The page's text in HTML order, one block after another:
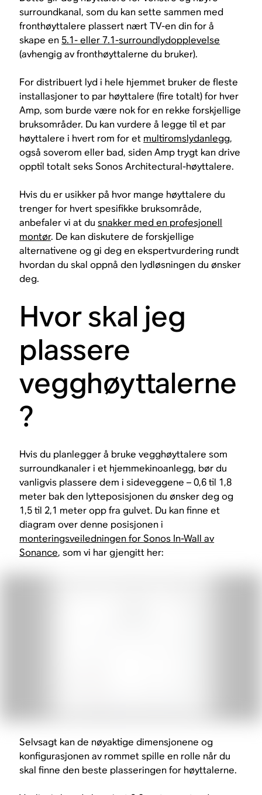
surroundkanal, som du kan sette sammen med
fronthøyttalere plassert nært TV-en din for å
skape en 5.1- eller 7.1-surroundlydopplevelse
(avhengig av fronthøyttalerne du bruker).
For distribuert lyd i hele hjemmet bruker de fleste
installasjoner to par høyttalere (fire totalt) for hver
Amp, som burde være nok for en rekke forskjellige
bruksområder. Du kan vurdere å legge til et par
høyttalere i hvert rom for et multiromslydanlegg,
også soverom eller bad, siden Amp trygt kan drive
opptil totalt seks Sonos Architectural-høyttalere.
Hvis du er usikker på hvor mange høyttalere du
trenger for hvert spesifikke bruksområde,
anbefaler vi at dusnakker med en profesjonell
montør. De kan diskutere de forskjellige
alternativene og gi deg en ekspertvurdering rundt
hvordan du skal oppnå den lydløsningen du ønsker
deg.
Hvor skal jeg
plassere
vegghøyttalerne
?
Hvis du planlegger å bruke vegghøyttalere som
surroundkanaler i et hjemmekinoanlegg, bør du
vanligvis plassere dem i sideveggene – 0,6 til 1,8
meter bak den lytteposisjonen du ønsker deg og
1,5 til 2,1 meter opp fra gulvet. Du kan finne et
diagram over denne posisjonen i
monteringsveiledningen for Sonos In-Wall av
Sonance, som vi har gjengitt her:
Selvsagt kan de nøyaktige dimensjonene og
konfigurasjonen av rommet spille en rolle når du
skal finne den beste plasseringen for høyttalerne.